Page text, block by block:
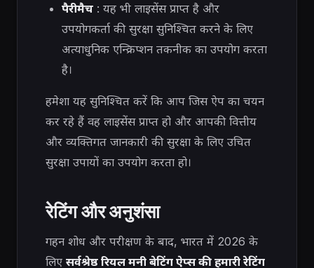
पैरीमैच: यह भी लाइसेंस प्राप्त है और
उपयोगकर्ता की सुरक्षा सुनिश्चित करने के लिए
अत्याधुनिक एन्क्रिप्शन तकनीक का उपयोग करता
है।
हमेशा यह सुनिश्चित करें कि आप जिस ऐप का चयन
कर रहे हैं वह लाइसेंस प्राप्त हो और आपकी वित्तीय
और व्यक्तिगत जानकारी की सुरक्षा के लिए उचित
सुरक्षा उपायों का उपयोग करता हो।
रेटिंग और अनुशंसा
गहन शोध और परीक्षण के बाद, भारत में 2026 के
लिए सर्वश्रेष्ठ रियल मनी बेटिंग ऐप्स की हमारी रेटिंग